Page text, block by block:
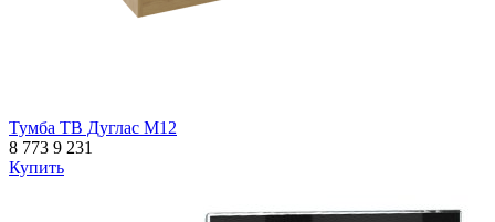
Тумба ТВ Дуглас М12
8 773 9 231
Купить